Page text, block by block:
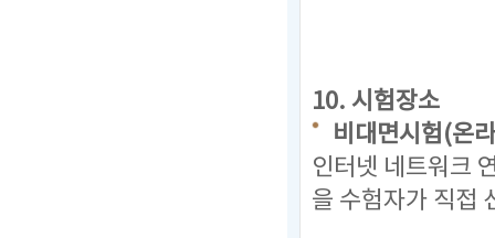
10. 시험장소
비대면시험(온
인터넷 네트워크
을 수험자가 직접